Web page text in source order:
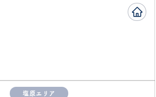
塩原エリア